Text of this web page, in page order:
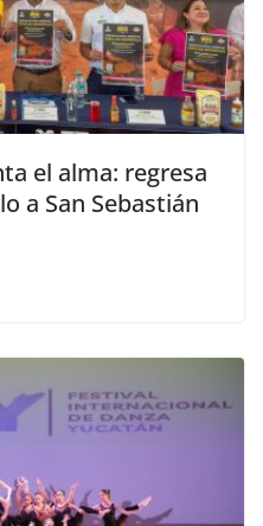
el alma: regresa
a San Sebastián